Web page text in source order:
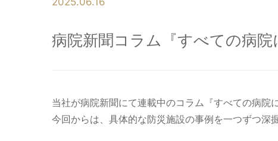
病院新聞コラム『すべての病
当社が病院新聞にて連載中のコラム『すべての病院
今回からは、具体的な防災施設の事例を一つずつ深